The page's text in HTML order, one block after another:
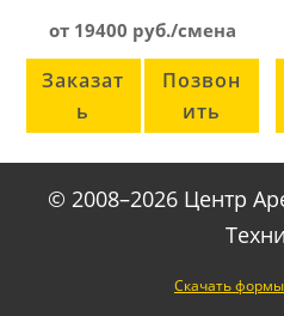
от 19400 руб./смена
Заказат
ь
Позвон
ить
© 2008–2026 Центр
Скачать